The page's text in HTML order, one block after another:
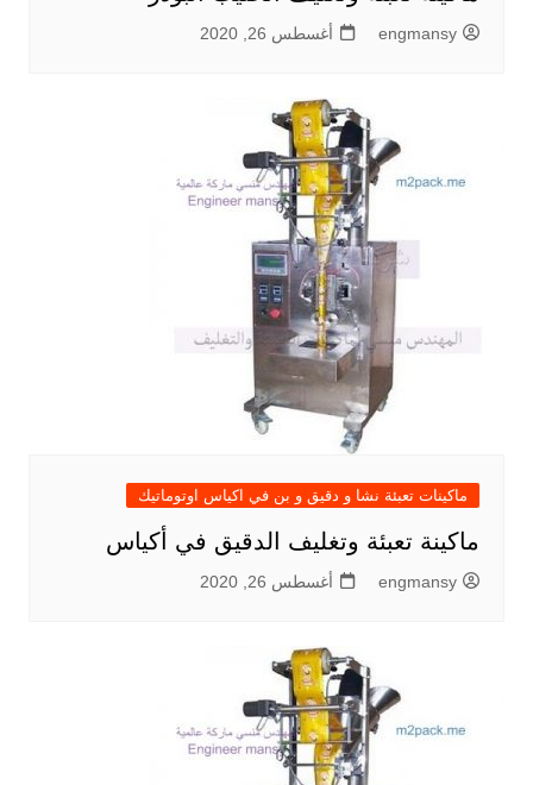
engmansy أغسطس 26, 2020
ماكينات تعبئة نشا و دقيق و بن في اكياس اوتوماتيك
ماكينة تعبئة وتغليف الدقيق في أكياس
engmansy أغسطس 26, 2020